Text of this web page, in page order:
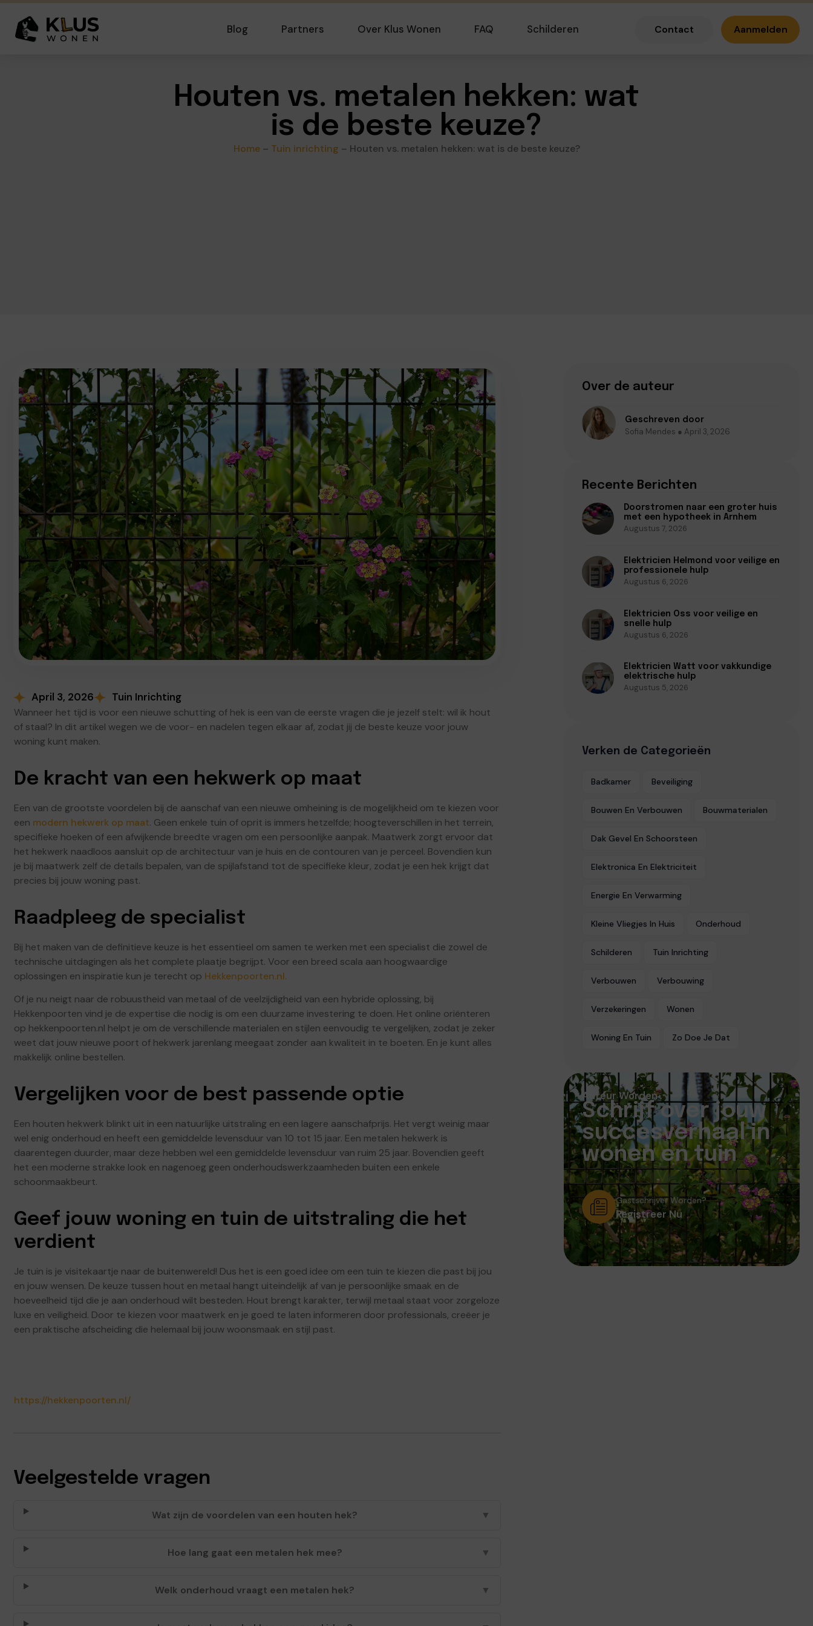
Blog Partners Over Klus Wonen FAQ Schilderen Contact Aanmelden
Houten vs. metalen hekken: wat
is de beste keuze?
Home– Tuin inrichting – Houten vs. metalen hekken: wat is de beste keuze?
April 3, 2026 Tuin Inrichting
Wanneer het tijd is voor een nieuwe schutting of hek is een van de eerste vragen die je jezelf stelt: wil ik hout
of staal? In dit artikel wegen we de voor- en nadelen tegen elkaar af, zodat jij de beste keuze voor jouw
woning kunt maken.
De kracht van een hekwerk op maat
Een van de grootste voordelen bij de aanschaf van een nieuwe omheining is de mogelijkheid om te kiezen voor
een modern hekwerk op maat. Geen enkele tuin of oprit is immers hetzelfde; hoogteverschillen in het terrein,
specifieke hoeken of een afwijkende breedte vragen om een persoonlijke aanpak. Maatwerk zorgt ervoor dat
het hekwerk naadloos aansluit op de architectuur van je huis en de contouren van je perceel. Bovendien kun
je bij maatwerk zelf de details bepalen, van de spijlafstand tot de specifieke kleur, zodat je een hek krijgt dat
precies bij jouw woning past.
Raadpleeg de specialist
Bij het maken van de definitieve keuze is het essentieel om samen te werken met een specialist die zowel de
technische uitdagingen als het complete plaatje begrijpt. Voor een breed scala aan hoogwaardige
oplossingen en inspiratie kun je terecht op Hekkenpoorten.nl.
Of je nu neigt naar de robuustheid van metaal of de veelzijdigheid van een hybride oplossing, bij
Hekkenpoorten vind je de expertise die nodig is om een duurzame investering te doen. Het online oriënteren
op hekkenpoorten.nl helpt je om de verschillende materialen en stijlen eenvoudig te vergelijken, zodat je zeker
weet dat jouw nieuwe poort of hekwerk jarenlang meegaat zonder aan kwaliteit in te boeten. En je kunt alles
makkelijk online bestellen.
Vergelijken voor de best passende optie
Een houten hekwerk blinkt uit in een natuurlijke uitstraling en een lagere aanschafprijs. Het vergt weinig maar
wel enig onderhoud en heeft een gemiddelde levensduur van 10 tot 15 jaar. Een metalen hekwerk is
daarentegen duurder, maar deze hebben wel een gemiddelde levensduur van ruim 25 jaar. Bovendien geeft
het een moderne strakke look en nagenoeg geen onderhoudswerkzaamheden buiten een enkele
schoonmaakbeurt.
Geef jouw woning en tuin de uitstraling die het
verdient
Je tuin is je visitekaartje naar de buitenwereld! Dus het is een goed idee om een tuin te kiezen die past bij jou
en jouw wensen. De keuze tussen hout en metaal hangt uiteindelijk af van je persoonlijke smaak en de
hoeveelheid tijd die je aan onderhoud wilt besteden. Hout brengt karakter, terwijl metaal staat voor zorgeloze
luxe en veiligheid. Door te kiezen voor maatwerk en je goed te laten informeren door professionals, creëer je
een praktische afscheiding die helemaal bij jouw woonsmaak en stijl past.
https://hekkenpoorten.nl/
Veelgestelde vragen
Wat zijn de voordelen van een houten hek? ▼
Hoe lang gaat een metalen hek mee? ▼
Welk onderhoud vraagt een metalen hek? ▼
Over de auteur
Geschreven door
Sofia Mendes ● April 3, 2026
Recente Berichten
Doorstromen naar een groter huis
met een hypotheek in Arnhem
Augustus 7, 2026
Elektricien Helmond voor veilige en
professionele hulp
Augustus 6, 2026
Elektricien Oss voor veilige en
snelle hulp
Augustus 6, 2026
Elektricien Watt voor vakkundige
elektrische hulp
Augustus 5, 2026
Verken de Categorieën
Badkamer Beveiliging
Bouwen En Verbouwen Bouwmaterialen
Dak Gevel En Schoorsteen
Elektronica En Elektriciteit
Energie En Verwarming
Kleine Vliegjes In Huis Onderhoud
Schilderen Tuin Inrichting
Verbouwen Verbouwing
Verzekeringen Wonen
Woning En Tuin Zo Doe Je Dat
Auteur Worden
Schrijf over jouw
succesverhaal in
wonen en tuin
Gastschrijver Worden?
Registreer Nu